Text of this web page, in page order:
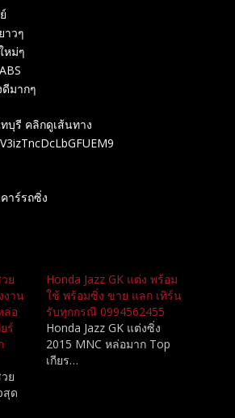
าวๆ
หม่ๆ
ดีมากๆ
บุรี คลิกดูเส้นทาง
าร์รถซิ่ง
ย
งาน
ล่อ
ร์
ย
สุด
Honda Jazz GK แต่ง พร้อม
ใช้ พร้อมซิ่ง ขาย แลก เทิร์น
รับทุกกรณี 0994562455
Honda Jazz GK แต่งซิ่ง
2015 MNC​ หล่อมาก Top
เกียร…